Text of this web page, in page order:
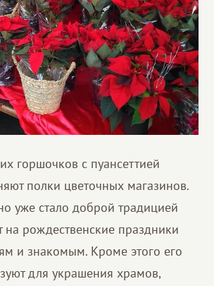
горшочков с пуансеттией
полки цветочных магазинов.
уже стало доброй традицией
на рождественские праздники
и знакомым. Кроме этого его
для украшения храмов,